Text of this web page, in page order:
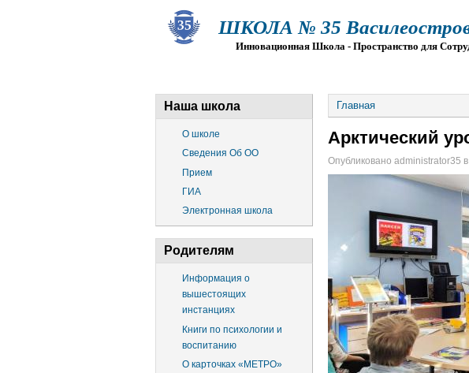
ШКОЛА № 35
Инновационная Школа - Пространство для
Наша школа
О школе
Сведения Об ОО
Прием
ГИА
Электронная школа
Родителям
Информация о
вышестоящих
инстанциях
Книги по психологии и
воспитанию
О карточках «МЕТРО»
Главная
Арктический
Опубликовано administrator35